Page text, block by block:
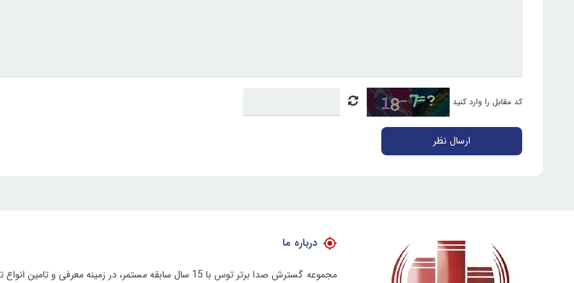
کد مقابل را وارد کنید
ارسال نظر
درباره ما
مجموعه گسترش صدا برتر توس با 15 سال سابقه مستمر، در